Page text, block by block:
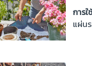
การใ
แผ่น